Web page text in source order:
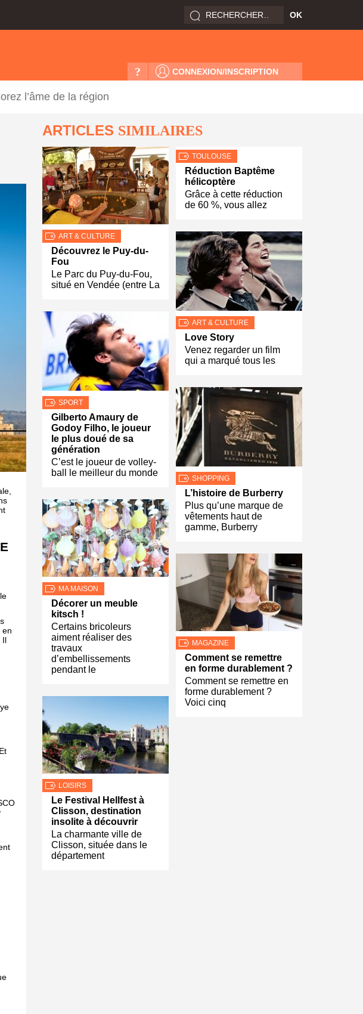
CONNEXION/INSCRIPTION
?
l’âme de la région
en
Il
ARTICLES SIMILAIRES
ART & CULTURE
Découvrez le Puy-du-
Fou
Le Parc du Puy-du-Fou,
situé en Vendée (entre La
SPORT
Gilberto Amaury de
Godoy Filho, le joueur
le plus doué de sa
génération
C’est le joueur de volley-
ball le meilleur du monde
MA MAISON
Décorer un meuble
kitsch !
Certains bricoleurs
aiment réaliser des
travaux
d’embellissements
pendant le
LOISIRS
Le Festival Hellfest à
Clisson, destination
insolite à découvrir
La charmante ville de
Clisson, située dans le
département
TOULOUSE
Réduction Baptême
hélicoptère
Grâce à cette réduction
de 60 %, vous allez
ART & CULTURE
Love Story
Venez regarder un film
qui a marqué tous les
SHOPPING
L’histoire de Burberry
Plus qu’une marque de
vêtements haut de
gamme, Burberry
MAGAZINE
Comment se remettre
en forme durablement ?
Comment se remettre en
forme durablement ?
Voici cinq